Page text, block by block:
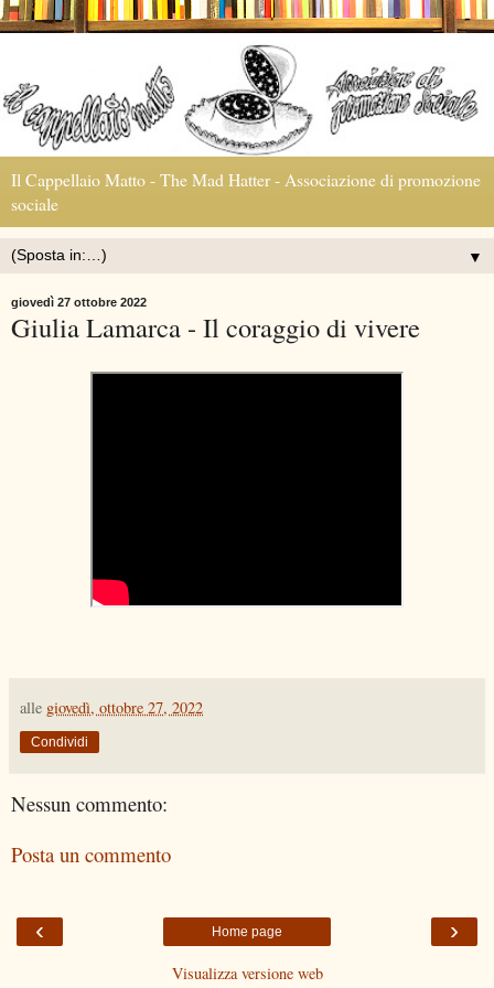
Il Cappellaio Matto - The Mad Hatter - Associazione di promozione
sociale
▼
giovedì 27 ottobre 2022
Giulia Lamarca - Il coraggio di vivere
alle giovedì, ottobre 27, 2022
Condividi
Nessun commento:
Posta un commento
‹ ›
Home page
Visualizza versione web